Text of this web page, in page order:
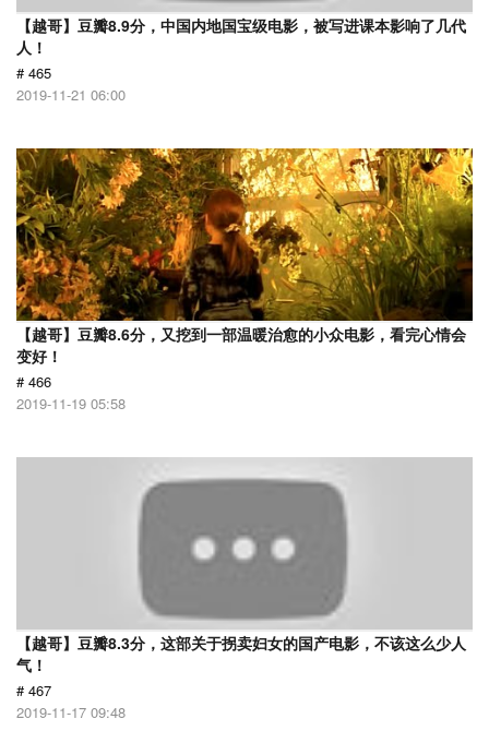
【越哥】豆瓣8.9分，中国内地国宝级电影，被写进课本影响了几代
人！
# 465
2019-11-21 06:00
【越哥】豆瓣8.6分，又挖到一部温暖治愈的小众电影，看完心情会
变好！
# 466
2019-11-19 05:58
【越哥】豆瓣8.3分，这部关于拐卖妇女的国产电影，不该这么少人
气！
# 467
2019-11-17 09:48